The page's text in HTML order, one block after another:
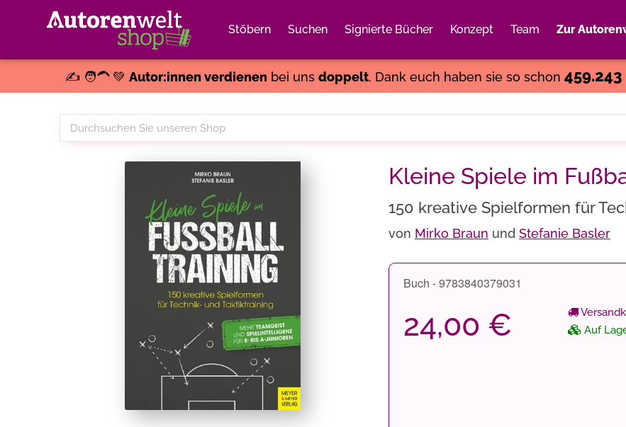
Stöbern Suchen Signierte Bücher Konzept Team Zur
✍️ 🧑‍🦱 💚 Autor:innen verdienenbei uns doppelt. Dank euch haben sie so schon
Durchsuchen
Sie
Kleine Spiele im
150 kreative Spielformen für
von Mirko Braun und Stefanie Basler
Buch - 9783840379031
24,00 €
Auf